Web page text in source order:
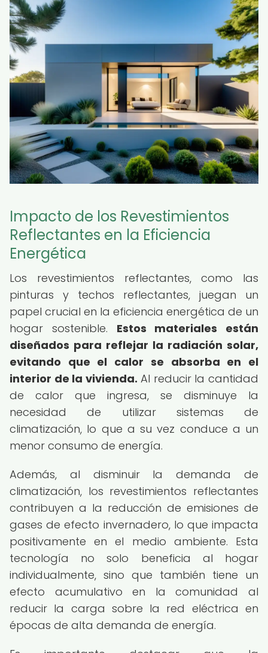
Impacto de los Revestimientos
Reflectantes en la Eficiencia
Energética
Los revestimientos reflectantes, como las
pinturas y techos reflectantes, juegan un
papel crucial en la eficiencia energética de un
hogar sostenible. Estos materiales están
diseñados para reflejar la radiación solar,
evitando que el calor se absorba en el
interior de la vivienda. Al reducir la cantidad
de calor que ingresa, se disminuye la
necesidad de utilizar sistemas de
climatización, lo que a su vez conduce a un
menor consumo de energía.
Además, al disminuir la demanda de
climatización, los revestimientos reflectantes
contribuyen a la reducción de emisiones de
gases de efecto invernadero, lo que impacta
positivamente en el medio ambiente. Esta
tecnología no solo beneficia al hogar
individualmente, sino que también tiene un
efecto acumulativo en la comunidad al
reducir la carga sobre la red eléctrica en
épocas de alta demanda de energía.